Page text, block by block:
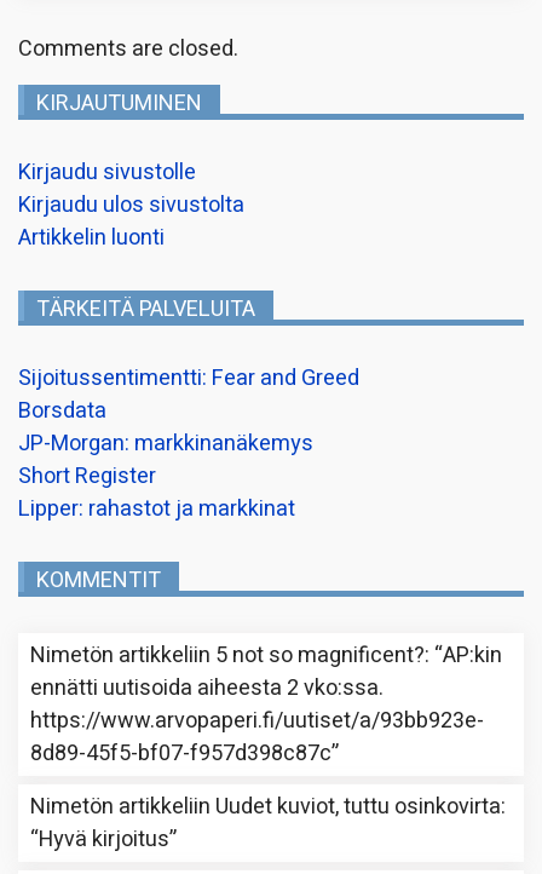
Comments are closed.
KIRJAUTUMINEN
Kirjaudu sivustolle
Kirjaudu ulos sivustolta
Artikkelin luonti
TÄRKEITÄ PALVELUITA
Sijoitussentimentti: Fear and Greed
Borsdata
JP-Morgan: markkinanäkemys
Short Register
Lipper: rahastot ja markkinat
KOMMENTIT
Nimetön artikkeliin 5 not so magnificent?: “AP:kin
ennätti uutisoida aiheesta 2 vko:ssa.
https://www.arvopaperi.fi/uutiset/a/93bb923e-
8d89-45f5-bf07-f957d398c87c”
Nimetön artikkeliin Uudet kuviot, tuttu osinkovirta:
“Hyvä kirjoitus”